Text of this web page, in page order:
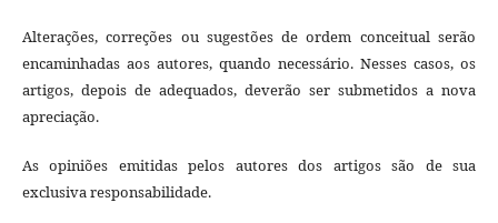
Alterações, correções ou sugestões de ordem conceitual serão
encaminhadas aos autores, quando necessário. Nesses casos, os
artigos, depois de adequados, deverão ser submetidos a nova
apreciação.
As opiniões emitidas pelos autores dos artigos são de sua
exclusiva responsabilidade.